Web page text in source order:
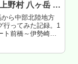
野村 八ヶ岳 伊
ら中部北陸地方
行ってみた記録。1
前橋～伊勢崎～